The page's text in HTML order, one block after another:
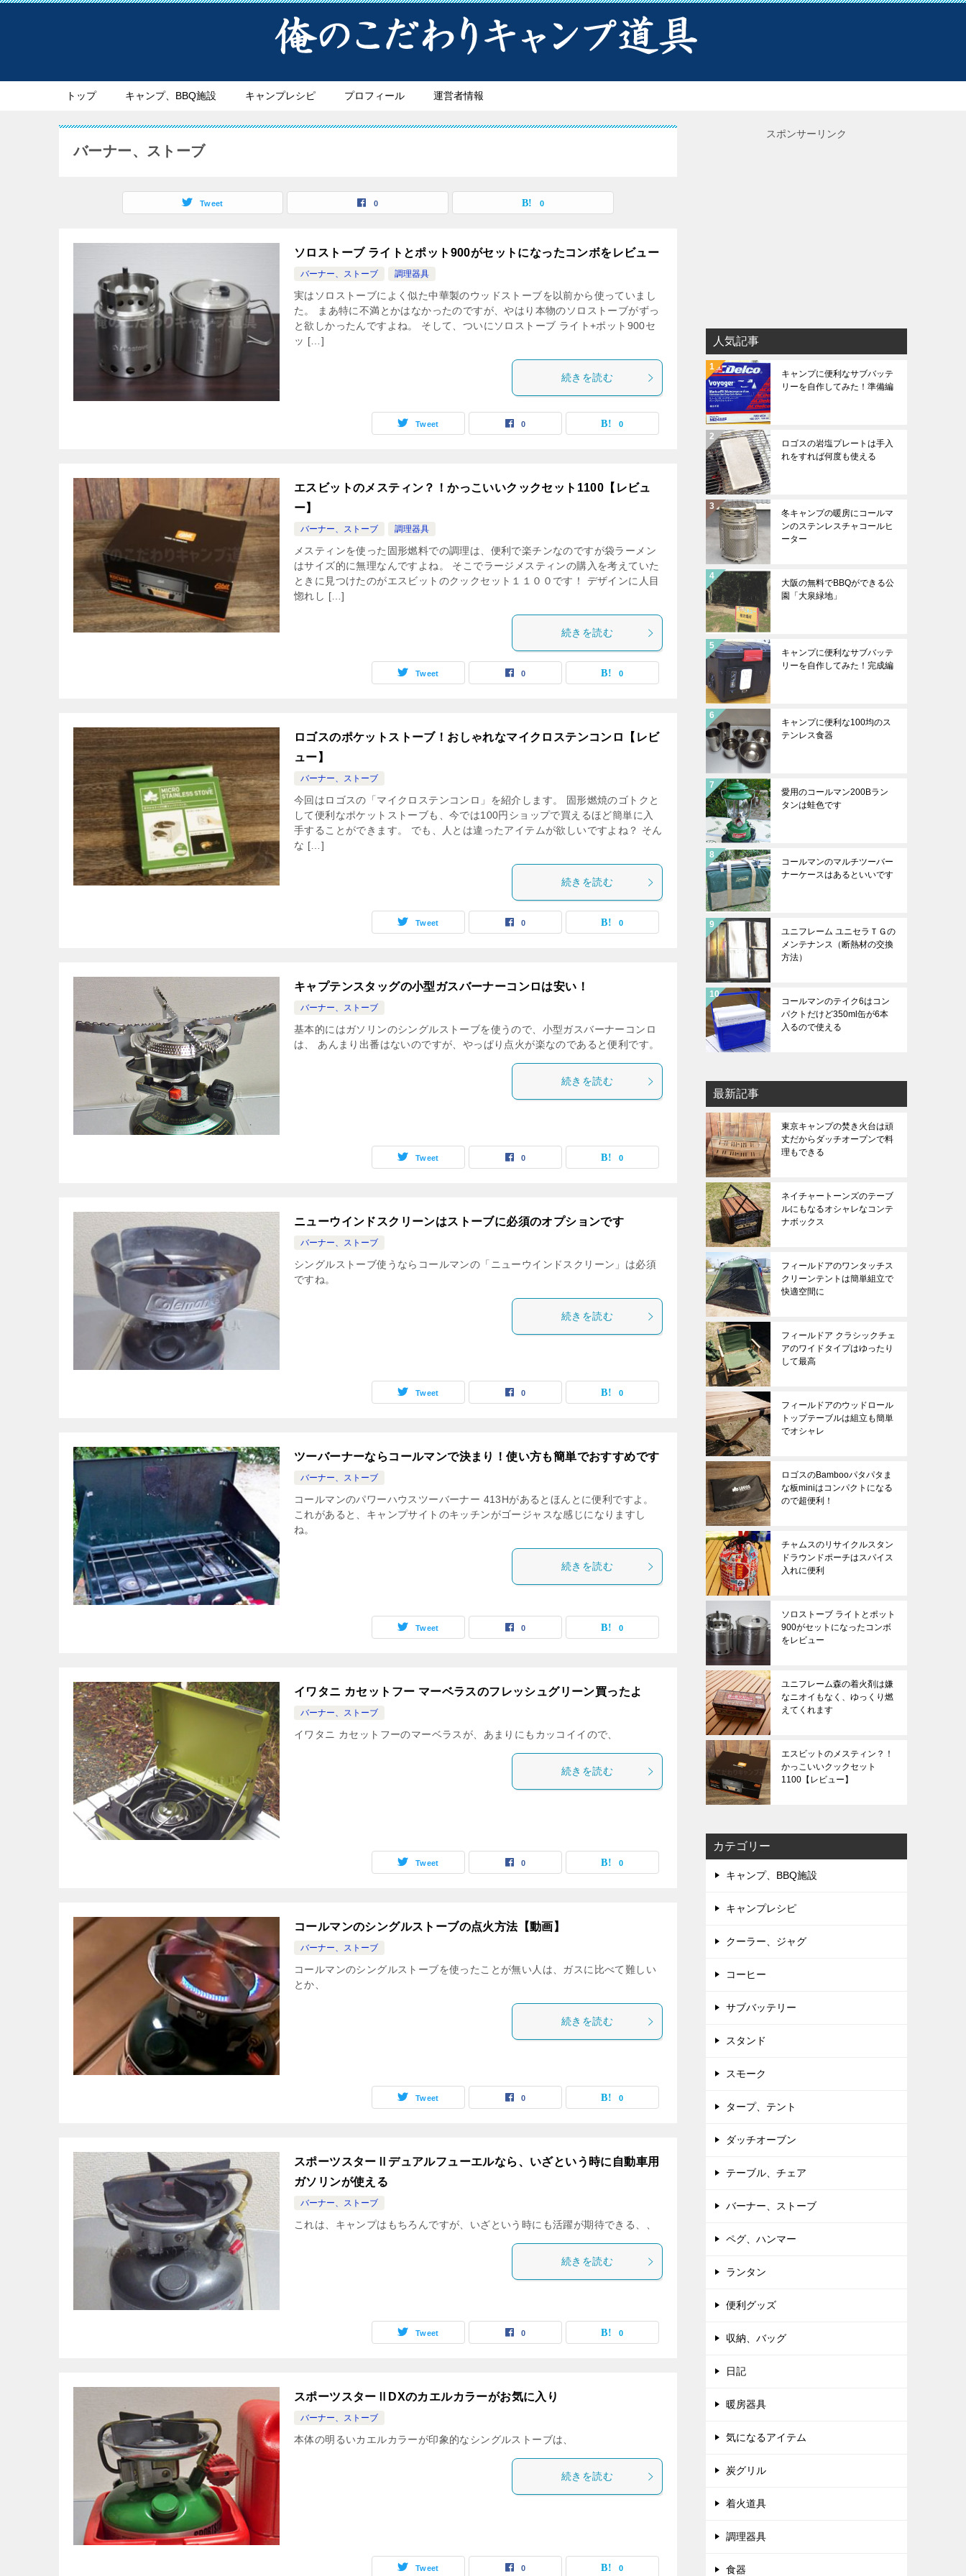
トップ キャンプ、BBQ施設 キャンプレシピ プロフィール 運営者情報
バーナー、ストーブ
Tweet 0 0
ソロストーブ ライトとポット900がセットになったコンボをレビュー
バーナー、ストーブ 調理器具
実はソロストーブによく似た中華製のウッドストーブを以前から使っていまし
た。 まあ特に不満とかはなかったのですが、やはり本物のソロストーブがずっ
と欲しかったんですよね。 そして、ついにソロストーブ ライト+ポット900セ
ッ […]
続きを読む
Tweet 0 0
エスビットのメスティン？！かっこいいクックセット1100【レビュ
ー】
バーナー、ストーブ 調理器具
メスティンを使った固形燃料での調理は、便利で楽チンなのですが袋ラーメン
はサイズ的に無理なんですよね。 そこでラージメスティンの購入を考えていた
ときに見つけたのがエスビットのクックセット１１００です！ デザインに人目
惚れし […]
続きを読む
Tweet 0 0
ロゴスのポケットストーブ！おしゃれなマイクロステンコンロ【レビ
ュー】
バーナー、ストーブ
今回はロゴスの「マイクロステンコンロ」を紹介します。 固形燃焼のゴトクと
して便利なポケットストーブも、今では100円ショップで買えるほど簡単に入
手することができます。 でも、人とは違ったアイテムが欲しいですよね？ そん
な […]
続きを読む
Tweet 0 0
キャプテンスタッグの小型ガスバーナーコンロは安い！
バーナー、ストーブ
基本的にはガソリンのシングルストーブを使うので、小型ガスバーナーコンロ
は、 あんまり出番はないのですが、やっぱり点火が楽なのであると便利です。
続きを読む
Tweet 0 0
ニューウインドスクリーンはストーブに必須のオプションです
バーナー、ストーブ
シングルストーブ使うならコールマンの「ニューウインドスクリーン」は必須
ですね。
続きを読む
Tweet 0 0
ツーバーナーならコールマンで決まり！使い方も簡単でおすすめです
バーナー、ストーブ
コールマンのパワーハウスツーバーナー 413Hがあるとほんとに便利ですよ。
これがあると、キャンプサイトのキッチンがゴージャスな感じになりますし
ね。
続きを読む
Tweet 0 0
イワタニ カセットフー マーベラスのフレッシュグリーン買ったよ
バーナー、ストーブ
イワタニ カセットフーのマーベラスが、あまりにもカッコイイので、
続きを読む
Tweet 0 0
コールマンのシングルストーブの点火方法【動画】
バーナー、ストーブ
コールマンのシングルストーブを使ったことが無い人は、ガスに比べて難しい
とか、
続きを読む
Tweet 0 0
スポーツスターⅡデュアルフューエルなら、いざという時に自動車用
ガソリンが使える
バーナー、ストーブ
これは、キャンプはもちろんですが、いざという時にも活躍が期待できる、、
続きを読む
Tweet 0 0
スポーツスターⅡDXのカエルカラーがお気に入り
バーナー、ストーブ
本体の明るいカエルカラーが印象的なシングルストーブは、
続きを読む
Tweet 0 0
スポンサーリンク
人気記事
キャンプに便利なサブバッテ
リーを自作してみた！準備編
ロゴスの岩塩プレートは手入
れをすれば何度も使える
冬キャンプの暖房にコールマ
ンのステンレスチャコールヒ
ーター
大阪の無料でBBQができる公
園「大泉緑地」
キャンプに便利なサブバッテ
リーを自作してみた！完成編
キャンプに便利な100均のス
テンレス食器
愛用のコールマン200Bラン
タンは蛙色です
コールマンのマルチツーバー
ナーケースはあるといいです
ユニフレーム ユニセラＴＧの
メンテナンス（断熱材の交換
方法）
コールマンのテイク6はコン
パクトだけど350ml缶が6本
入るので使える
最新記事
東京キャンプの焚き火台は頑
丈だからダッチオープンで料
理もできる
ネイチャートーンズのテーブ
ルにもなるオシャレなコンテ
ナボックス
フィールドアのワンタッチス
クリーンテントは簡単組立で
快適空間に
フィールドア クラシックチェ
アのワイドタイプはゆったり
して最高
フィールドアのウッドロール
トップテーブルは組立も簡単
でオシャレ
ロゴスのBambooパタパタま
な板miniはコンパクトになる
ので超便利！
チャムスのリサイクルスタン
ドラウンドポーチはスパイス
入れに便利
ソロストーブ ライトとポット
900がセットになったコンボ
をレビュー
ユニフレーム森の着火剤は嫌
なニオイもなく、ゆっくり燃
えてくれます
エスビットのメスティン？！
かっこいいクックセット
1100【レビュー】
カテゴリー
キャンプ、BBQ施設
キャンプレシピ
クーラー、ジャグ
コーヒー
サブバッテリー
スタンド
スモーク
タープ、テント
ダッチオーブン
テーブル、チェア
バーナー、ストーブ
ペグ、ハンマー
ランタン
便利グッズ
収納、バッグ
日記
暖房器具
気になるアイテム
炭グリル
着火道具
調理器具
食器